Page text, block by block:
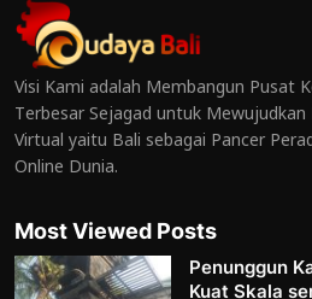
Visi Kami adalah Membangun Pusat
Terbesar Sejagad untuk
Virtual yaitu Bali sebagai Pancer
Online Dunia.
Most Viewed Posts
Penunggun
Kuat Skala